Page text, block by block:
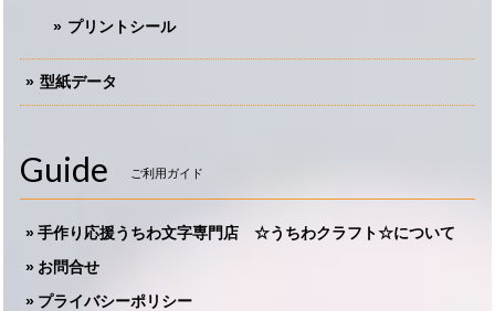
プリントシール
型紙データ
Guide ご利用ガイド
手作り応援うちわ文字専門店 ☆うちわクラフト☆について
お問合せ
プライバシーポリシー